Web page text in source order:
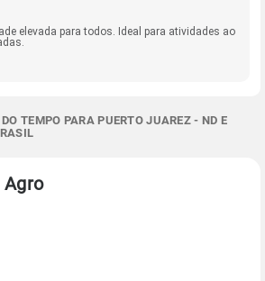
elevada para todos. Ideal para atividades ao
TEMPO PARA PUERTO JUAREZ - ND E
Agro